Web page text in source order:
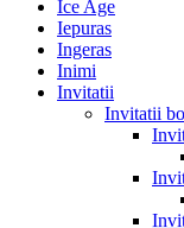
Ice Age
Iepuras
Ingeras
Inimi
Invitatii
Invitatii